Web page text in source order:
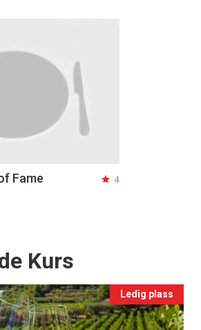
ukentlige nyhetsbrev. Du
hvilke du ønsker å få
Fame 4
Kurs
Ledig plass